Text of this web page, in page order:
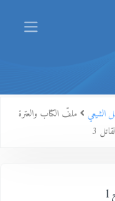
ملفّ الكتاب والعترة